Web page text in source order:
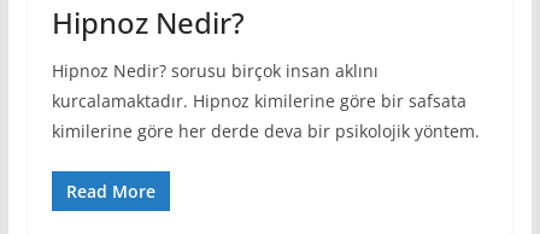
Hipnoz Nedir?
Hipnoz Nedir? sorusu birçok insan aklını
kurcalamaktadır. Hipnoz kimilerine göre bir safsata
kimilerine göre her derde deva bir psikolojik yöntem.
Read More